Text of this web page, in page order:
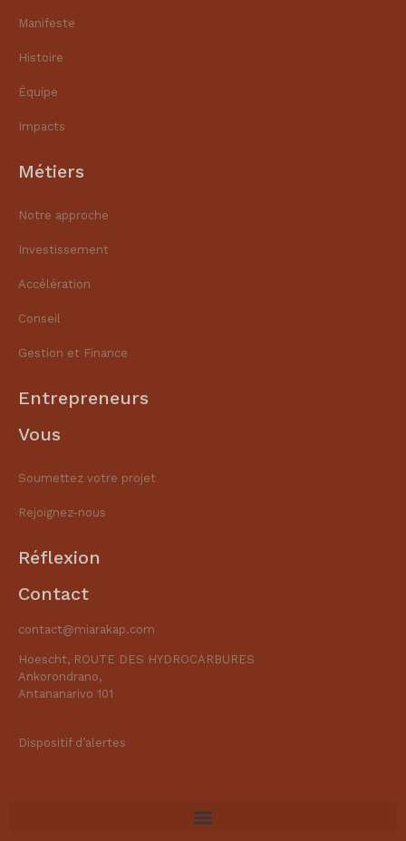
Manifeste
Histoire
Équipe
Impacts
Métiers
Notre approche
Investissement
Accélération
Conseil
Gestion et Finance​
Entrepreneurs
Vous
Soumettez votre projet
Rejoignez-nous
Réflexion
Contact
contact@miarakap.com
Hoescht, ROUTE DES HYDROCARBURES
Ankorondrano,
Antananarivo 101
Dispositif d’alertes